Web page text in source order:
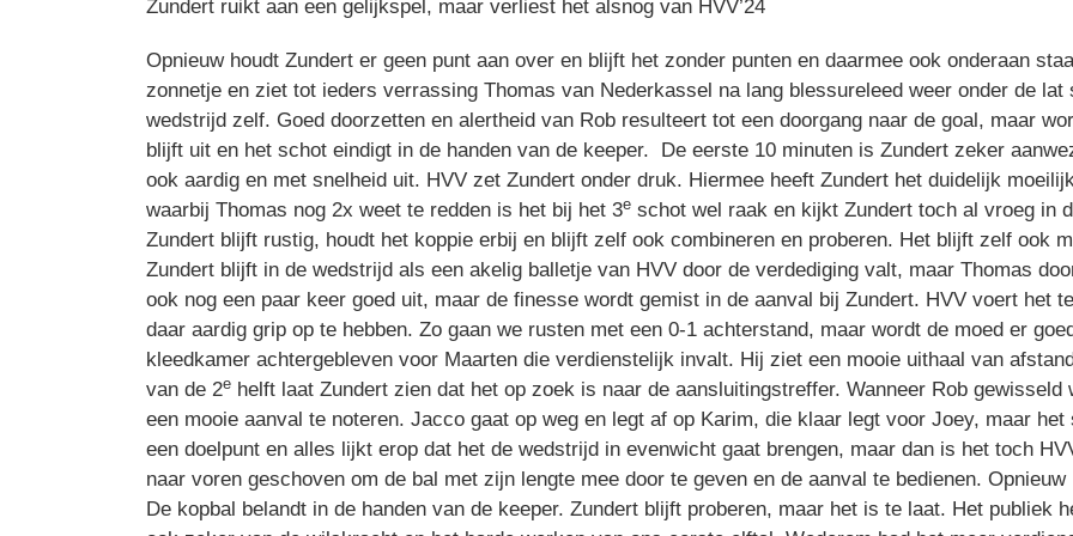
Zundert ruikt aan een gelijkspel, maar verliest het alsnog van HVV’24
Opnieuw houdt Zundert er geen punt aan over en blijft het zonder punten en daarmee ook onderaan
zonnetje en ziet tot ieders verrassing Thomas van Nederkassel na lang blessureleed weer onder de lat
wedstrijd zelf. Goed doorzetten en alertheid van Rob resulteert tot een doorgang naar de goal, maar
blijft uit en het schot eindigt in de handen van de keeper. De eerste 10 minuten is Zundert zeker
ook aardig en met snelheid uit. HVV zet Zundert onder druk. Hiermee heeft Zundert het duidelijk
waarbij Thomas nog 2x weet te redden is het bij het 3e schot wel raak en kijkt Zundert toch al vroeg in
Zundert blijft rustig, houdt het koppie erbij en blijft zelf ook combineren en proberen. Het blijft zelf ook
Zundert blijft in de wedstrijd als een akelig balletje van HVV door de verdediging valt, maar Thomas
ook nog een paar keer goed uit, maar de finesse wordt gemist in de aanval bij Zundert. HVV voert het
daar aardig grip op te hebben. Zo gaan we rusten met een 0-1 achterstand, maar wordt de moed er
kleedkamer achtergebleven voor Maarten die verdienstelijk invalt. Hij ziet een mooie uithaal van
van de 2e helft laat Zundert zien dat het op zoek is naar de aansluitingstreffer. Wanneer Rob
een mooie aanval te noteren. Jacco gaat op weg en legt af op Karim, die klaar legt voor Joey, maar
een doelpunt en alles lijkt erop dat het de wedstrijd in evenwicht gaat brengen, maar dan is het toch
naar voren geschoven om de bal met zijn lengte mee door te geven en de aanval te bedienen.
De kopbal belandt in de handen van de keeper. Zundert blijft proberen, maar het is te laat. Het publiek